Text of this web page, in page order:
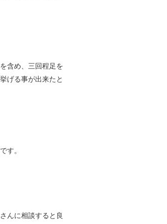
含め、三回程足を
げる事が出来たと
す。
んに相談すると良